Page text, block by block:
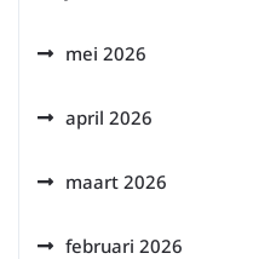
mei 2026
april 2026
maart 2026
februari 2026